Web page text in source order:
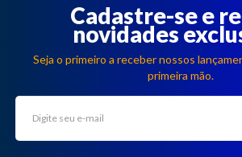
Cadastre-se e
novidades
Seja o primeiro a receber nossos
primeira mão.